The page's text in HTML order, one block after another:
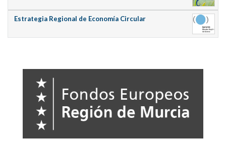
Estrategia Regional de Economía Circular